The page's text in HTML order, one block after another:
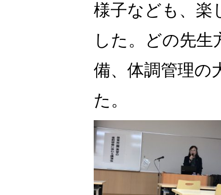
様子なども、楽
した。どの先生
備、体調管理の
た。